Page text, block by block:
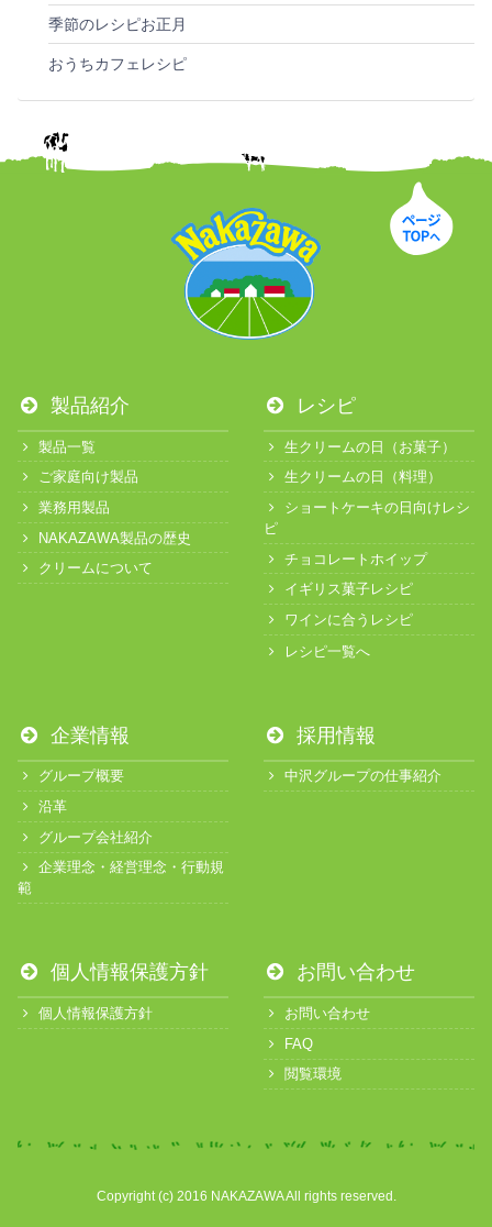
季節のレシピお正月
おうちカフェレシピ
製品紹介
製品一覧
ご家庭向け製品
業務用製品
NAKAZAWA製品の歴史
クリームについて
レシピ
生クリームの日（お菓子）
生クリームの日（料理）
ショートケーキの日向けレシ
ピ
チョコレートホイップ
イギリス菓子レシピ
ワインに合うレシピ
レシピ一覧へ
企業情報
グループ概要
沿革
グループ会社紹介
企業理念・経営理念・行動規
範
採用情報
中沢グループの仕事紹介
個人情報保護方針
個人情報保護方針
お問い合わせ
お問い合わせ
FAQ
閲覧環境
Copyright (c) 2016 NAKAZAWA All rights reserved.